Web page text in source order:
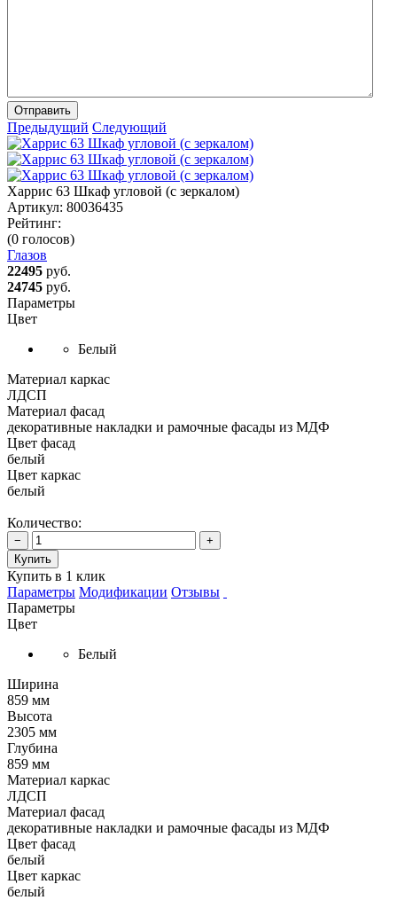
Отправить
Предыдущий Следующий
Харрис 63 Шкаф угловой (с зеркалом)
Артикул: 80036435
Рейтинг:
(0 голосов)
Глазов
22495 руб.
24745 руб.
Параметры
Цвет
Белый
Материал каркас
ЛДСП
Материал фасад
декоративные накладки и рамочные фасады из МДФ
Цвет фасад
белый
Цвет каркас
белый
Количество:
−
+
Купить
Купить в 1 клик
Параметры Модификации Отзывы
Параметры
Цвет
Белый
Ширина
859 мм
Высота
2305 мм
Глубина
859 мм
Материал каркас
ЛДСП
Материал фасад
декоративные накладки и рамочные фасады из МДФ
Цвет фасад
белый
Цвет каркас
белый